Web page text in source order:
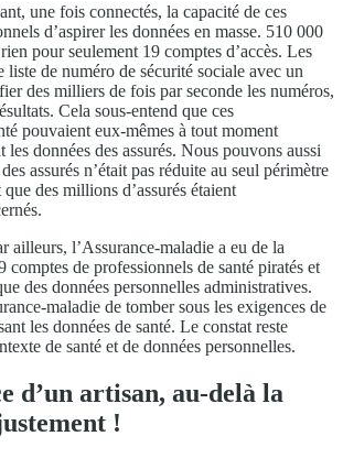
une fois connectés, la capacité de ces
d’aspirer les données en masse. 510 000
rien pour seulement 19 comptes d’accès. Les
liste de numéro de sécurité sociale avec un
des milliers de fois par seconde les numéros,
Cela sous-entend que ces
pouvaient eux-mêmes à tout moment
données des assurés. Nous pouvons aussi
assurés n’était pas réduite au seul périmètre
des millions d’assurés étaient
ailleurs, l’Assurance-maladie a eu de la
comptes de professionnels de santé piratés et
des données personnelles administratives.
maladie de tomber sous les exigences de
les données de santé. Le constat reste
de santé et de données personnelles.
d’un artisan, au-delà la
!